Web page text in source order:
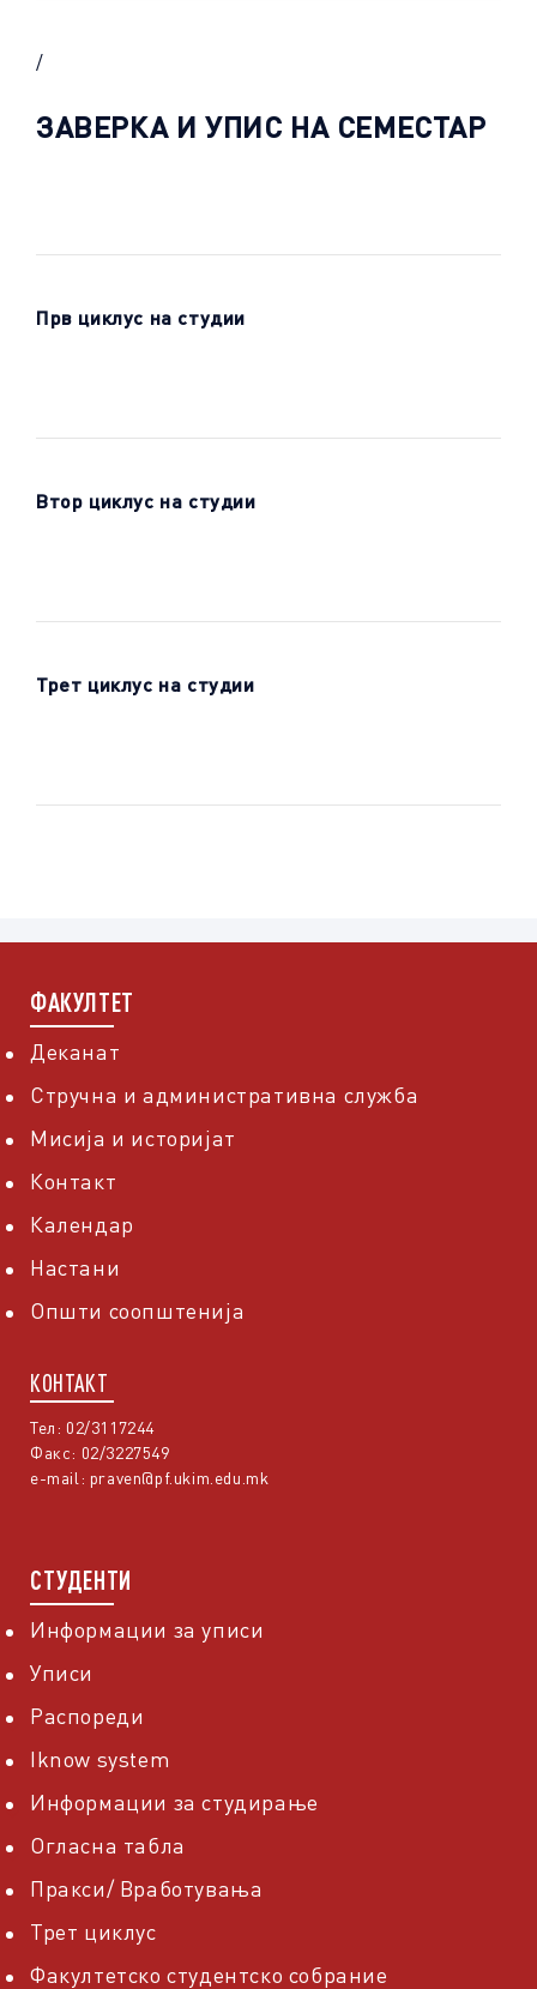
/
ЗАВЕРКА И УПИС НА СЕМЕСТАР
Прв циклус на студии
Втор циклус на студии
Трет циклус на студии
ФАКУЛТЕТ
Деканат
Стручна и административна служба
Мисија и историјат
Контакт
Календар
Настани
Општи соопштенија
КОНТАКТ
Тел: 02/3117244
Факс: 02/3227549
e-mail: praven@pf.ukim.edu.mk
СТУДЕНТИ
Информации за уписи
Уписи
Распореди
Iknow system
Информации за студирање
Огласна табла
Пракси/ Вработувања
Трет циклус
Факултетско студентско собрание